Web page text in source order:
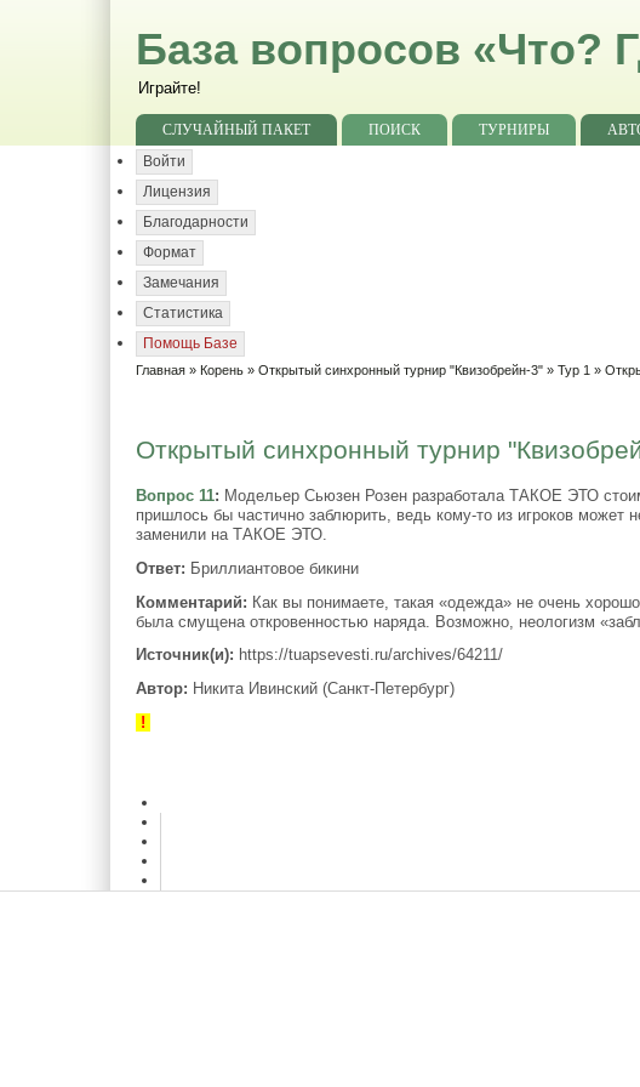
База вопросов «Что?
Играйте!
СЛУЧАЙНЫЙ ПАКЕТ ПОИСК ТУРНИРЫ
Войти
Лицензия
Благодарности
Формат
Замечания
Статистика
Помощь Базе
Главная » Корень »Открытый синхронный турнир "Квизобрейн-3" »Тур 1 »
Открытый синхронный турнир
Вопрос 11: Модельер Сьюзен Розен разработала ТАКОЕ ЭТО
пришлось бы частично заблюрить, ведь кому-то из игроков
заменили на ТАКОЕ ЭТО.
Ответ: Бриллиантовое бикини
Комментарий: Как вы понимаете, такая «одежда» не очень
была смущена откровенностью наряда. Возможно, неологизм
Источник(и): https://tuapsevesti.ru/archives/64211/
Автор: Никита Ивинский (Санкт-Петербург)
!